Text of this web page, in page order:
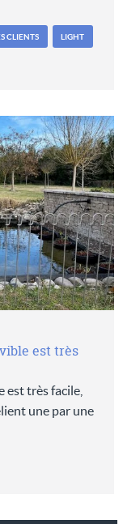
CLIENTS LIGHT
est très
est très facile,
une par une